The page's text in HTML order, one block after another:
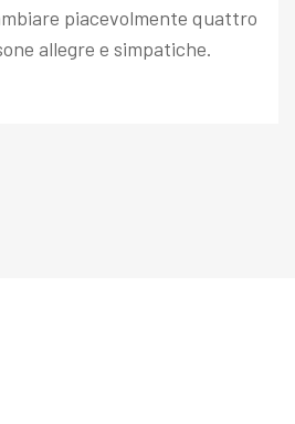
piacevolmente quattro
allegre e simpatiche.